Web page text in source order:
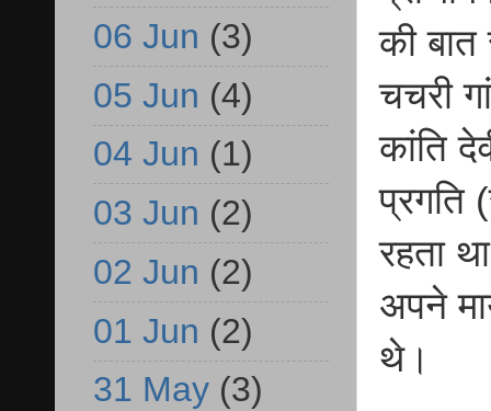
की बात
चचरी
कांति
प्रगति
रहता
अपने
थे।
06 Jun (3)
05 Jun (4)
04 Jun (1)
03 Jun (2)
02 Jun (2)
01 Jun (2)
31 May (3)